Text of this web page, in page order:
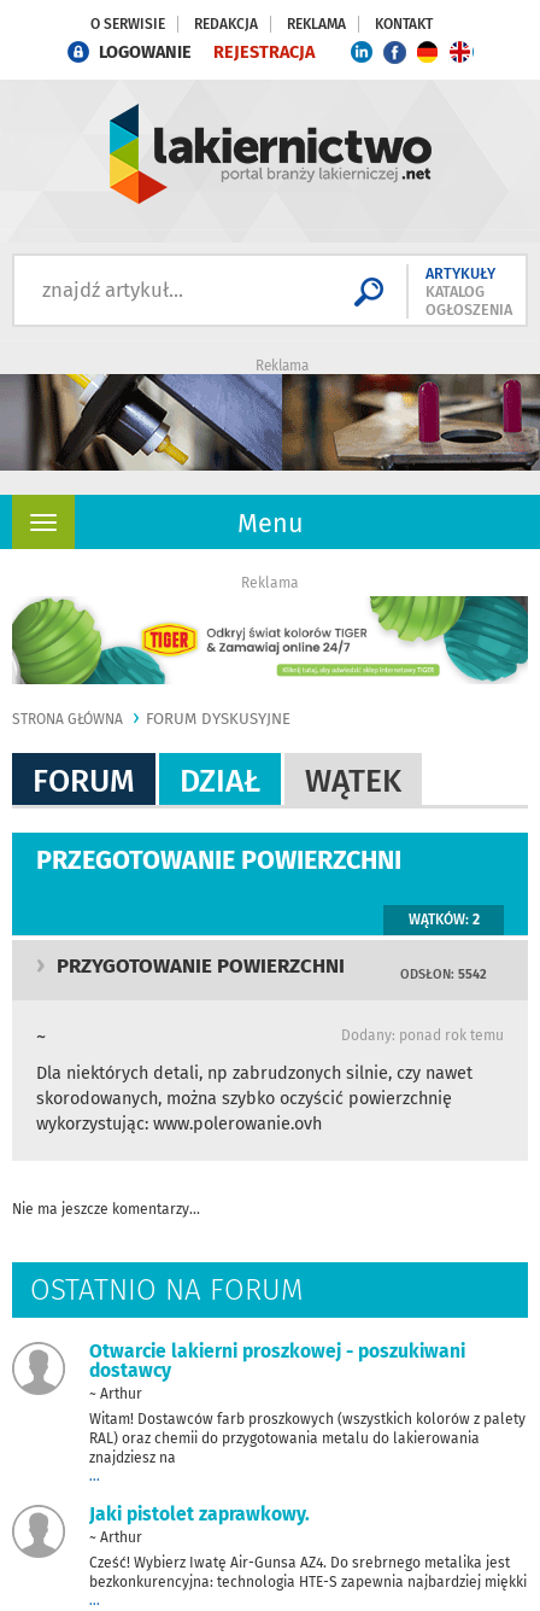
O SERWISIE REDAKCJA REKLAMA KONTAKT
LOGOWANIE REJESTRACJA
ARTYKUŁY
KATALOG
OGŁOSZENIA
Reklama
Menu
Rozwiń
Reklama
STRONA GŁÓWNA FORUM DYSKUSYJNE
FORUM DZIAŁ WĄTEK
PRZEGOTOWANIE POWIERZCHNI
WĄTKÓW: 2
PRZYGOTOWANIE POWIERZCHNI ODSŁON: 5542
~ Dodany: ponad rok temu
Dla niektórych detali, np zabrudzonych silnie, czy nawet
skorodowanych, można szybko oczyścić powierzchnię
wykorzystując: www.polerowanie.ovh
Nie ma jeszcze komentarzy...
OSTATNIO NA FORUM
Otwarcie lakierni proszkowej - poszukiwani
dostawcy
~ Arthur
Witam! Dostawców farb proszkowych (wszystkich kolorów z palety
RAL) oraz chemii do przygotowania metalu do lakierowania
znajdziesz na
...
Jaki pistolet zaprawkowy.
~ Arthur
Cześć! Wybierz Iwatę Air-Gunsa AZ4. Do srebrnego metalika jest
bezkonkurencyjna: technologia HTE-S zapewnia najbardziej miękki
...